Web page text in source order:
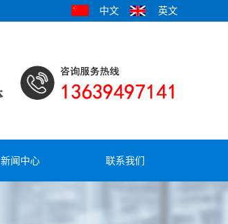
中文 英文
新闻中心 联系我们